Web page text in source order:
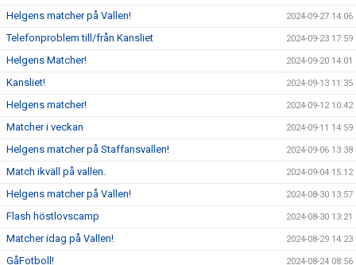
Helgens matcher på Vallen! 2024-09-27 14:06
Telefonproblem till/från Kansliet 2024-09-23 17:59
Helgens Matcher! 2024-09-20 14:01
Kansliet! 2024-09-13 11:35
Helgens matcher! 2024-09-12 10:42
Matcher i veckan 2024-09-11 14:59
Helgens matcher på Staffansvallen! 2024-09-06 13:38
Match ikväll på vallen. 2024-09-04 15:12
Helgens matcher på Vallen! 2024-08-30 13:57
Flash höstlovscamp 2024-08-30 13:21
Matcher idag på Vallen! 2024-08-29 14:23
GåFotboll! 2024-08-24 08:56